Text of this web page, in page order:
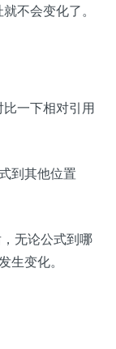
不会变化了。
一下相对引用
到其他位置
无论公式到哪
生变化。